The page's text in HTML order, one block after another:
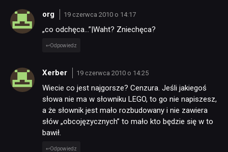
org 19 czerwca 2010 o 14:17
„co odchęca…”|Waht? Zniechęca?
Odpowiedz
Xerber 19 czerwca 2010 o 14:25
Wiecie co jest najgorsze? Cenzura. Jeśli jakiegoś
słowa nie ma w słowniku LEGO, to go nie napiszesz,
a że słownik jest mało rozbudowany i nie zawiera
słów „obcojęzycznych” to mało kto będzie się w to
bawił.
Odpowiedz